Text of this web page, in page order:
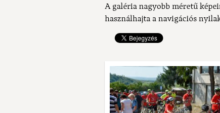
A galéria nagyobb méretű
használhajta a navigációs